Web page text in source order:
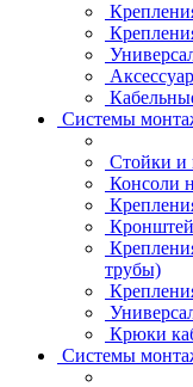
Системы
Стойки
Консоли
трубы)
Крюки
Системы